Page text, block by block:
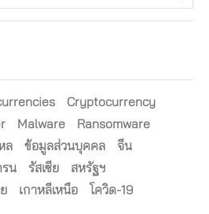
Cryptocurrency
Malware
Ransomware
ล ข้อมูลส่วนบุคคล
จีน
รน รัสเซีย
สหรัฐฯ
เกาหลีเหนือ โควิด-19